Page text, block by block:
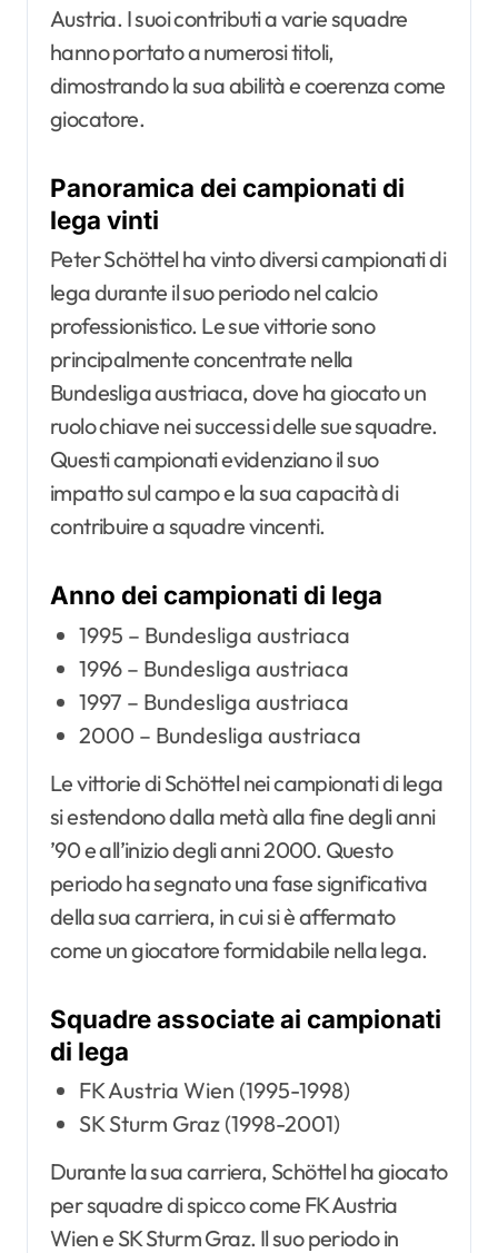
Austria. I suoi contributi a varie squadre
hanno portato a numerosi titoli,
dimostrando la sua abilità e coerenza come
giocatore.
Panoramica dei campionati di
lega vinti
Peter Schöttel ha vinto diversi campionati di
lega durante il suo periodo nel calcio
professionistico. Le sue vittorie sono
principalmente concentrate nella
Bundesliga austriaca, dove ha giocato un
ruolo chiave nei successi delle sue squadre.
Questi campionati evidenziano il suo
impatto sul campo e la sua capacità di
contribuire a squadre vincenti.
Anno dei campionati di lega
1995 – Bundesliga austriaca
1996 – Bundesliga austriaca
1997 – Bundesliga austriaca
2000 – Bundesliga austriaca
Le vittorie di Schöttel nei campionati di lega
si estendono dalla metà alla fine degli anni
’90 e all’inizio degli anni 2000. Questo
periodo ha segnato una fase significativa
della sua carriera, in cui si è affermato
come un giocatore formidabile nella lega.
Squadre associate ai campionati
di lega
FK Austria Wien (1995-1998)
SK Sturm Graz (1998-2001)
Durante la sua carriera, Schöttel ha giocato
per squadre di spicco come FK Austria
Wien e SK Sturm Graz. Il suo periodo in